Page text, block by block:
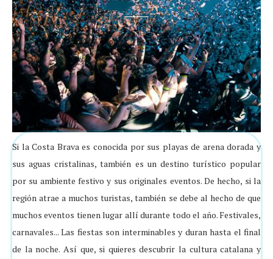
Si la Costa Brava es conocida por sus playas de arena dorada y
sus aguas cristalinas, también es un destino turístico popular
por su ambiente festivo y sus originales eventos. De hecho, si la
región atrae a muchos turistas, también se debe al hecho de que
muchos eventos tienen lugar allí durante todo el año. Festivales,
carnavales... Las fiestas son interminables y duran hasta el final
de la noche. Así que, si quieres descubrir la cultura catalana y